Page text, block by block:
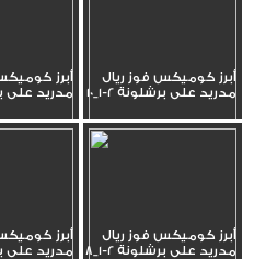
أبرز كوميكس فوز ريال
مدريد على برشلونة 2-1_10
أبرز
مدريد على
أبرز كوميكس فوز ريال
مدريد على برشلونة 2-1_8
أبرز
مدريد على